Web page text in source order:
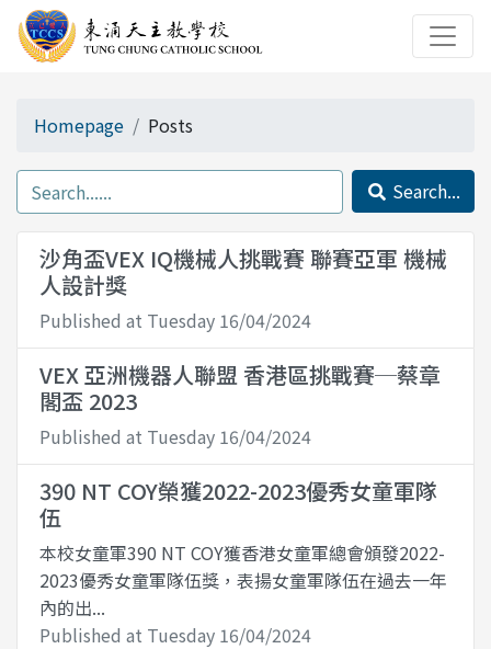
Homepage Posts
Search...
沙角盃VEX IQ機械人挑戰賽 聯賽亞軍 機械
人設計獎
Published at Tuesday 16/04/2024
VEX 亞洲機器人聯盟 香港區挑戰賽─蔡章
閣盃 2023
Published at Tuesday 16/04/2024
390 NT COY榮獲2022-2023優秀女童軍隊
伍
本校女童軍390 NT COY獲香港女童軍總會頒發2022-
2023優秀女童軍隊伍獎，表揚女童軍隊伍在過去一年
內的出...
Published at Tuesday 16/04/2024